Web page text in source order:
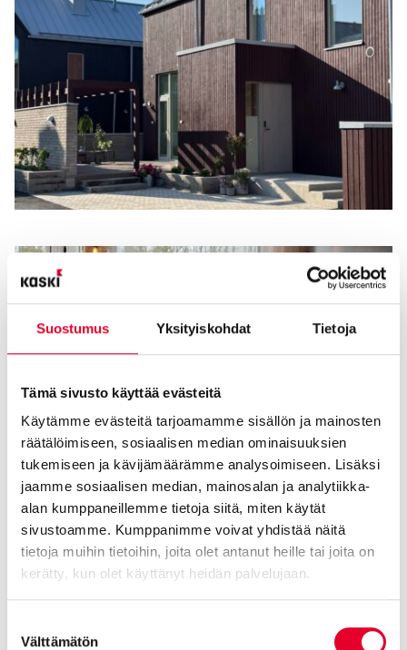
Suostumus Yksityiskohdat Tietoja
Tämä sivusto käyttää evästeitä
Käytämme evästeitä tarjoamamme sisällön ja mainosten
räätälöimiseen, sosiaalisen median ominaisuuksien
tukemiseen ja kävijämäärämme analysoimiseen. Lisäksi
jaamme sosiaalisen median, mainosalan ja analytiikka-
alan kumppaneillemme tietoja siitä, miten käytät
sivustoamme. Kumppanimme voivat yhdistää näitä
tietoja muihin tietoihin, joita olet antanut heille tai joita on
kerätty, kun olet käyttänyt heidän palvelujaan.
valinta
Välttämätön